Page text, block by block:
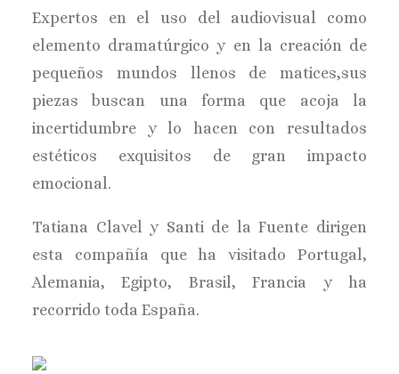
Expertos en el uso del audiovisual como
elemento dramatúrgico y en la creación de
pequeños mundos llenos de matices,sus
piezas buscan una forma que acoja la
incertidumbre y lo hacen con resultados
estéticos exquisitos de gran impacto
emocional.
Tatiana Clavel y Santi de la Fuente dirigen
esta compañía que ha visitado Portugal,
Alemania, Egipto, Brasil, Francia y ha
recorrido toda España.